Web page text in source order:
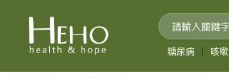
糖尿病 咳嗽